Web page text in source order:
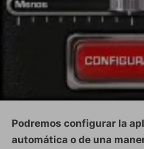
Podremos configurar la
automática o de una